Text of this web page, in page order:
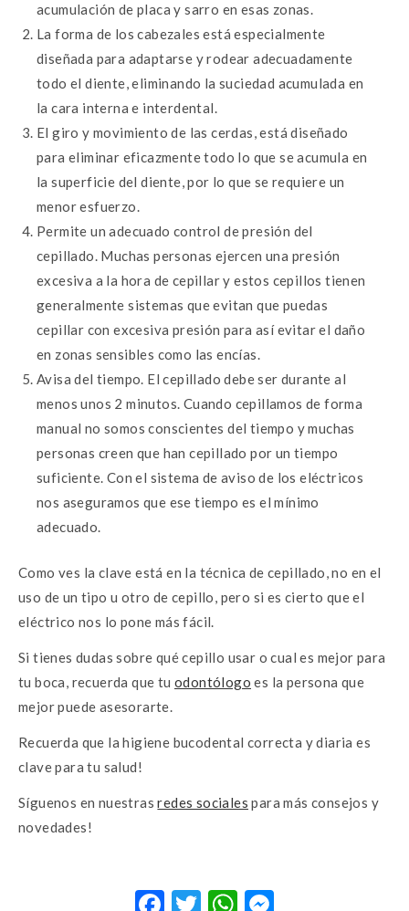
acumulación de placa y sarro en esas zonas.
La forma de los cabezales está especialmente
diseñada para adaptarse y rodear adecuadamente
todo el diente, eliminando la suciedad acumulada en
la cara interna e interdental.
El giro y movimiento de las cerdas, está diseñado
para eliminar eficazmente todo lo que se acumula en
la superficie del diente, por lo que se requiere un
menor esfuerzo.
Permite un adecuado control de presión del
cepillado. Muchas personas ejercen una presión
excesiva a la hora de cepillar y estos cepillos tienen
generalmente sistemas que evitan que puedas
cepillar con excesiva presión para así evitar el daño
en zonas sensibles como las encías.
Avisa del tiempo. El cepillado debe ser durante al
menos unos 2 minutos. Cuando cepillamos de forma
manual no somos conscientes del tiempo y muchas
personas creen que han cepillado por un tiempo
suficiente. Con el sistema de aviso de los eléctricos
nos aseguramos que ese tiempo es el mínimo
adecuado.
Como ves la clave está en la técnica de cepillado, no en el
uso de un tipo u otro de cepillo, pero si es cierto que el
eléctrico nos lo pone más fácil.
Si tienes dudas sobre qué cepillo usar o cual es mejor para
tu boca, recuerda que tu odontólogo es la persona que
mejor puede asesorarte.
Recuerda que la higiene bucodental correcta y diaria es
clave para tu salud!
Síguenos en nuestrasredes sociales para más consejos y
novedades!